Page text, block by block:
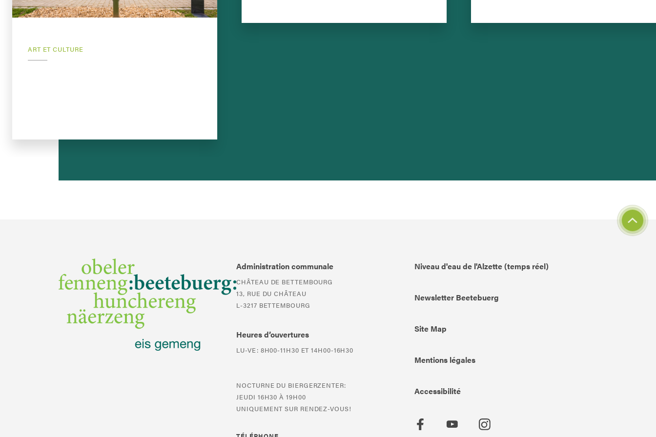
ART ET CULTURE
Administration communale
CHÂTEAU DE BETTEMBOURG
13, RUE DU CHÂTEAU
L-3217 BETTEMBOURG
Heures d’ouvertures
LU-VE: 8H00-11H30 ET 14H00-16H30
NOCTURNE DU BIERGERZENTER:
JEUDI 16H30 À 19H00
UNIQUEMENT SUR RENDEZ-VOUS!
Niveau d'eau de l'Alzette (temps réel)
Newsletter Beetebuerg
Site Map
Mentions légales
Accessibilité